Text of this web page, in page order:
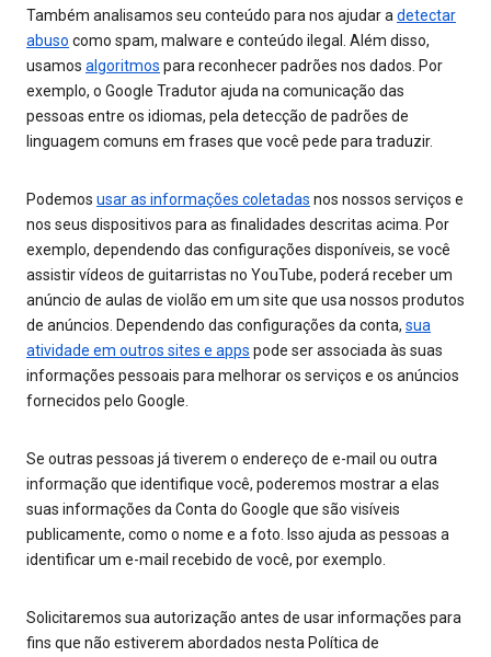
Também analisamos seu conteúdo para nos ajudar a detectar
abuso como spam, malware e conteúdo ilegal. Além disso,
usamos algoritmos para reconhecer padrões nos dados. Por
exemplo, o Google Tradutor ajuda na comunicação das
pessoas entre os idiomas, pela detecção de padrões de
linguagem comuns em frases que você pede para traduzir.
Podemos usar as informações coletadas nos nossos serviços e
nos seus dispositivos para as finalidades descritas acima. Por
exemplo, dependendo das configurações disponíveis, se você
assistir vídeos de guitarristas no YouTube, poderá receber um
anúncio de aulas de violão em um site que usa nossos produtos
de anúncios. Dependendo das configurações da conta, sua
atividade em outros sites e apps pode ser associada às suas
informações pessoais para melhorar os serviços e os anúncios
fornecidos pelo Google.
Se outras pessoas já tiverem o endereço de e-mail ou outra
informação que identifique você, poderemos mostrar a elas
suas informações da Conta do Google que são visíveis
publicamente, como o nome e a foto. Isso ajuda as pessoas a
identificar um e-mail recebido de você, por exemplo.
Solicitaremos sua autorização antes de usar informações para
fins que não estiverem abordados nesta Política de